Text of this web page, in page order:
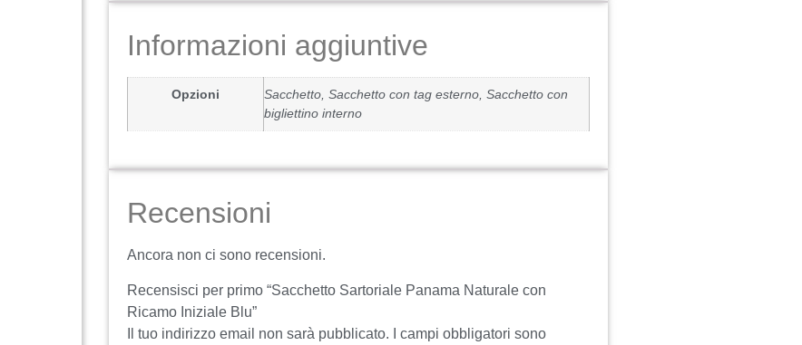
Informazioni aggiuntive
Opzioni
Sacchetto, Sacchetto con tag esterno, Sacchetto con
bigliettino interno
Recensioni
Ancora non ci sono recensioni.
Recensisci per primo “Sacchetto Sartoriale Panama Naturale con
Ricamo Iniziale Blu”
Il tuo indirizzo email non sarà pubblicato.
I campi obbligatori sono